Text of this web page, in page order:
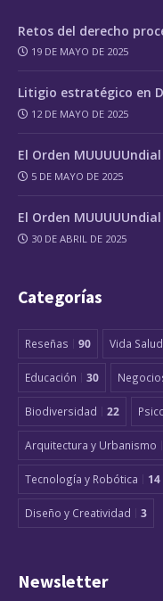
Retos del derecho
19 DE MAYO DE 2025
Litigio estratégico en
12 DE MAYO DE 2025
El Orden
5 DE MAYO DE 2025
El Orden
30 DE ABRIL DE 2025
Categorías
Reseñas 90 Vida
Educación 30
Biodiversidad 22
Arquitectura y Urbanismo
Tecnología y Robótica 14
Diseño y Creatividad 3
Newsletter